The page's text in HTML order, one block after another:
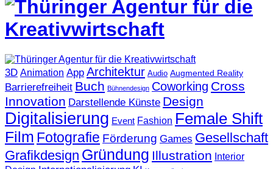
3D Animation App Architektur Audio Augmented Reality
Barrierefreiheit Buch Bühnendesign Coworking Cross
Innovation Darstellende Künste Design
Digitalisierung Event Fashion Female Shift
Film Fotografie Förderung Games Gesellschaft
Grafikdesign Gründung Illustration Interior